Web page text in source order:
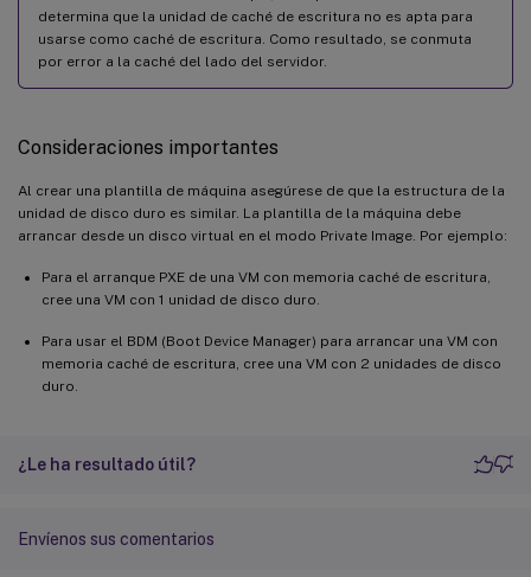
determina que la unidad de caché de escritura no es apta para
usarse como caché de escritura. Como resultado, se conmuta
por error a la caché del lado del servidor.
Consideraciones importantes
Al crear una plantilla de máquina asegúrese de que la estructura de la
unidad de disco duro es similar. La plantilla de la máquina debe
arrancar desde un disco virtual en el modo Private Image. Por ejemplo:
Para el arranque PXE de una VM con memoria caché de escritura,
cree una VM con 1 unidad de disco duro.
Para usar el BDM (Boot Device Manager) para arrancar una VM con
memoria caché de escritura, cree una VM con 2 unidades de disco
duro.
¿Le ha resultado útil?
Envíenos sus comentarios